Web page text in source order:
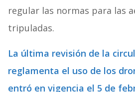
regular las normas para las
tripuladas.
La última revisión de la
reglamenta el uso de los
entró en vigencia el 5 de